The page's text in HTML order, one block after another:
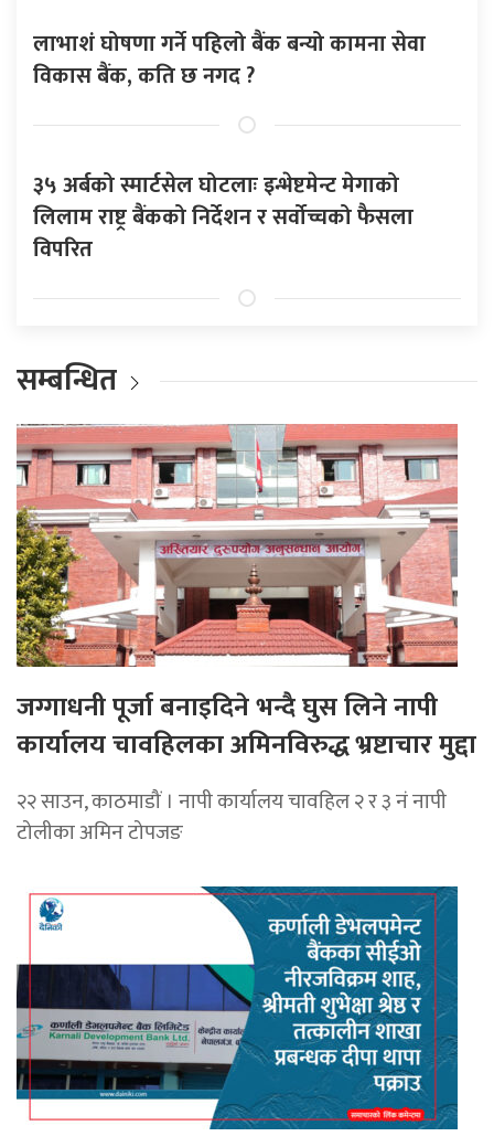
लाभाशं घोषणा गर्ने पहिलो बैंक बन्यो कामना सेवा
विकास बैंक, कति छ नगद ?
३५ अर्बको स्मार्टसेल घोटलाः इन्भेष्टमेन्ट मेगाको
लिलाम राष्ट्र बैंकको निर्देशन र सर्वोच्चको फैसला
विपरित
सम्बन्धित
जग्गाधनी पूर्जा बनाइदिने भन्दै घुस लिने नापी
कार्यालय चावहिलका अमिनविरुद्ध भ्रष्टाचार मुद्दा
२२ साउन, काठमाडौं । नापी कार्यालय चावहिल २ र ३ नं नापी
टोलीका अमिन टोपजङ